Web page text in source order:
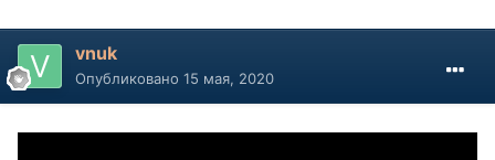
vnuk
Опубликовано 15 мая, 2020